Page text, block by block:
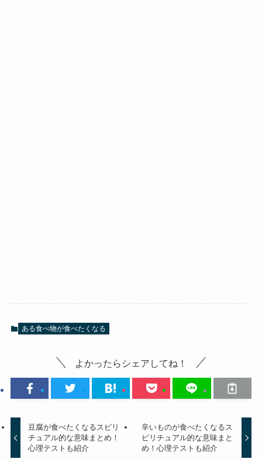
ある食べ物が食べたくなる
よかったらシェアしてね！
豆腐が食べたくなるスピリ
チュアル的な意味まとめ！
心理テストも紹介
辛いものが食べたくなるス
ピリチュアル的な意味まと
め！心理テストも紹介